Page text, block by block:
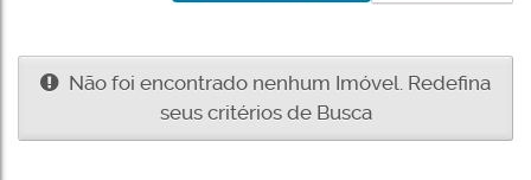
Não foi encontrado nenhum Imóvel. Redefina
seus critérios de Busca